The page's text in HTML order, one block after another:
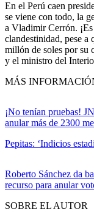
En el Perú caen
se viene con todo, la
a Vladimir Cerrón.
clandestinidad, pese a
millón de soles por su
y el ministro del
MÁS
¡No tenían pruebas!
anular más de 2300
Pepitas: ‘Indicios
Roberto Sánchez da
recurso para anular
SOBRE EL AUTOR